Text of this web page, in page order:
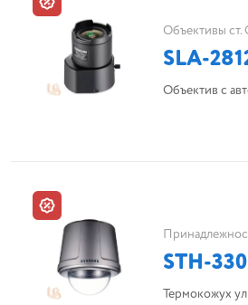
Объективы ст.
SLA-
Объектив с
STH-
Термокожух